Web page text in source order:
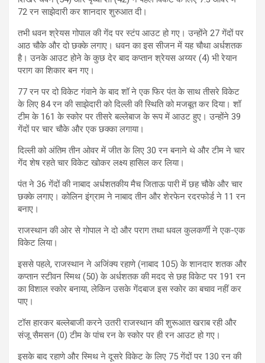
72 रन साझेदारी कर शानदार शुरुआत दी।
तभी धवन श्रेयस गोपाल की गेंद पर स्टंप आउट हो गए। उन्होंने 27 गेंदों पर
आठ चौके और दो छक्के लगाए। धवन का इस सीजन में यह चौथा अर्धशतक
है। उनके आउट होने के कुछ देर बाद कप्तान श्रेयस अय्यर (4) भी रेयान
पराग का शिकार बन गए।
77 रन पर दो विकेट गंवाने के बाद शॉ ने एक फिर पंत के साथ तीसरे विकेट
के लिए 84 रन की साझेदारी को दिल्ली की स्थिति को मजबूत कर दिया। शॉ
टीम के 161 के स्कोर पर तीसरे बल्लेबाज के रूप में आउट हुए। उन्होंने 39
गेंदों पर चार चौके और एक छक्का लगाया।
दिल्ली को अंतिम तीन ओवर में जीत के लिए 30 रन बनाने थे और टीम ने चार
गेंद शेष रहते चार विकेट खोकर लक्ष्य हासिल कर लिया।
पंत ने 36 गेंदों की नाबाद अर्धशतकीय मैच जिताऊ पारी में छह चौके और चार
छक्के लगाए। कोलिन इंग्राम ने नाबाद तीन और शेरफेन रदरफोर्ड ने 11 रन
बनाए।
राजस्थान की ओर से गोपाल ने दो और पराग तथा धवल कुलकर्णी ने एक-एक
विकेट लिया।
इससे पहले, राजस्थान ने अजिंक्य रहाणे (नाबाद 105) के शानदार शतक और
कप्तान स्टीवन स्मिथ (50) के अर्धशतक की मदद से छह विकेट पर 191 रन
का विशाल स्कोर बनाया, लेकिन उसके गेंदबाज इस स्कोर का बचाव नहीं कर
पाए।
टॉस हारकर बल्लेबाजी करने उतरी राजस्थान की शुरूआत खराब रही और
संजू सैमसन (0) टीम के पांच रन के स्कोर पर ही रन आउट हो गए।
इसके बाद रहाणे और स्मिथ ने दूसरे विकेट के लिए 75 गेंदों पर 130 रन की